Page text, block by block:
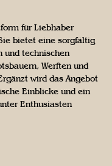
für Liebhaber
bietet eine sorgfältig
und technischen
Werften und
wird das Angebot
Einblicke und ein
Enthusiasten